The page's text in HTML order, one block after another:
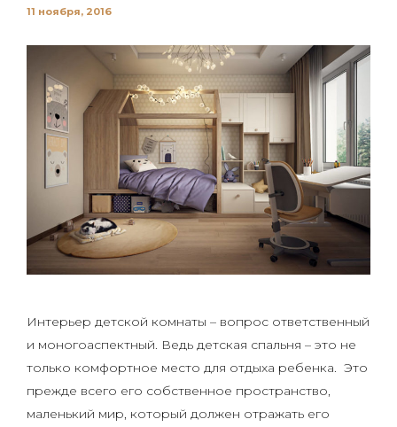
11 ноября, 2016
Интерьер детской комнаты – вопрос ответственный
и моногоаспектный. Ведь детская спальня – это не
только комфортное место для отдыха ребенка. Это
прежде всего его собственное пространство,
маленький мир, который должен отражать его